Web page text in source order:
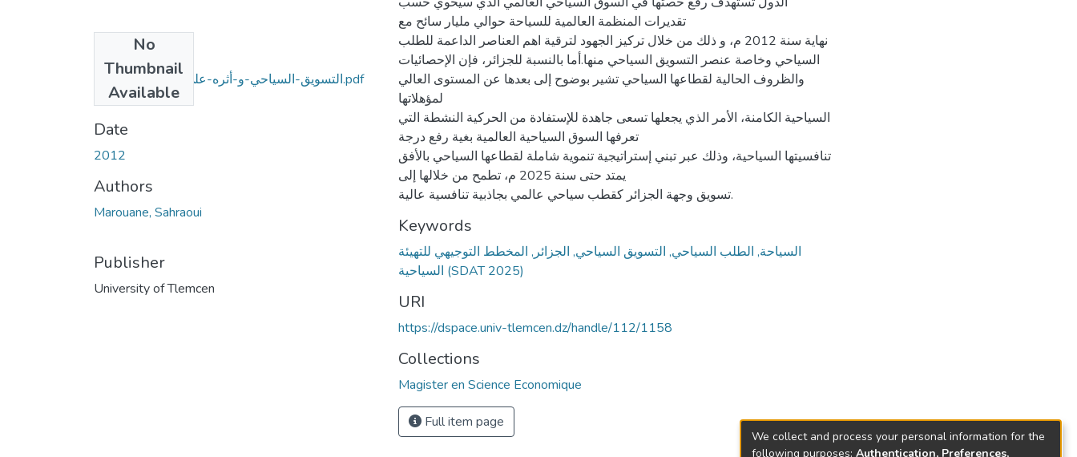
No
Thumbnail
Available
التسويق-السياحي-و-أثره-على-الطلب-السياحي.pdf
(9.46 MB)
Date
2012
Authors
Marouane, Sahraoui
Publisher
University of Tlemcen
تقديرات المنظمة العالمية للسياحة حوالي مليار سائح مع
نهاية سنة 2012 م، و ذلك من خلال تركيز الجهود لترقية اهم العناصر الداعمة للطلب
السياحي وخاصة عنصر التسويق السياحي منها.أما بالنسبة للجزائر، فإن الإحصائيات
والظروف الحالية لقطاعها السياحي تشير بوضوح إلى بعدها عن المستوى العالي
لمؤهلاتها
السياحية الكامنة، الأمر الذي يجعلها تسعى جاهدة للإستفادة من الحركية النشطة التي
تعرفها السوق السياحية العالمية بغية رفع درجة
تنافسيتها السياحية، وذلك عبر تبني إستراتيجية تنموية شاملة لقطاعها السياحي بالأفق
يمتد حتى سنة 2025 م، تطمح من خلالها إلى
تسويق وجهة الجزائر كقطب سياحي عالمي بجاذبية تنافسية عالية.
Keywords
السياحة, الطلب السياحي, التسويق السياحي, الجزائر, المخطط التوجيهي للتهيئة
السياحية (SDAT 2025)
URI
https://dspace.univ-tlemcen.dz/handle/112/1158
Collections
Magister en Science Economique
Full item page
We collect and process your personal information for the
following purposes: Authentication, Preferences,